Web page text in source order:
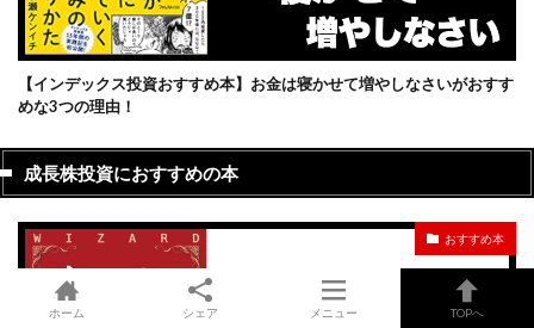
【インデックス投資おすすめ本】お金は寝かせて増やしなさいがおすす
めな3つの理由！
成長株投資におすすめの本
おすすめ本
ホーム シェア メニュー TOPへ